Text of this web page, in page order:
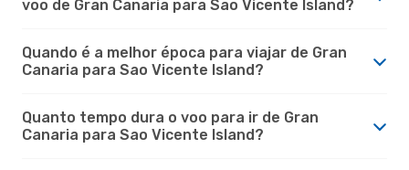
voo de Gran Canaria para Sao Vicente Island?
Quando é a melhor época para viajar de Gran
Canaria para Sao Vicente Island?
Quanto tempo dura o voo para ir de Gran
Canaria para Sao Vicente Island?